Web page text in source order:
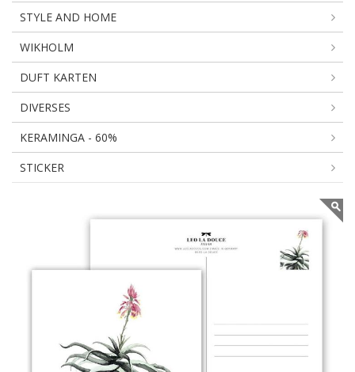
STYLE AND HOME
WIKHOLM
DUFT KARTEN
DIVERSES
KERAMINGA - 60%
STICKER